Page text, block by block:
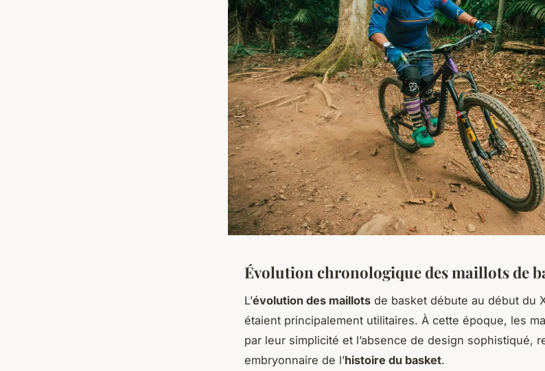
Évolution chronologique des maillots de
L’évolution des maillots de basket débute au début du
étaient principalement utilitaires. À cette époque, les
par leur simplicité et l’absence de design sophistiqué,
embryonnaire de l’histoire du basket.